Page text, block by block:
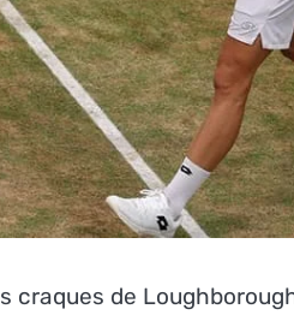
craques de